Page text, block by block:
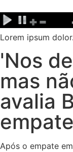
para
o
conteúdo
Lorem ipsum dolor.
'Nos
mas
avalia
Após o empate